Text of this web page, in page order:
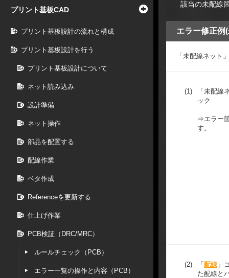
プリント基板CAD
プリント基板設計の流れと構成
プリント基板設計を行う
プリント基板設計について
ネット読み込み
設計準備
ネット操作
部品を配置する
配線作業
ベタ作成
Referenceを更新する
仕上げ作業
PCB検証（DRC/MRC）
ルールチェック（PCB）
エラー一覧の操作と内容（PCB）
該当の未配線箇
エラー修正例
「未配線ネット
(1)
「未配線
ック
⇒エラー
す。
(2) 「 配線 」
た配線と